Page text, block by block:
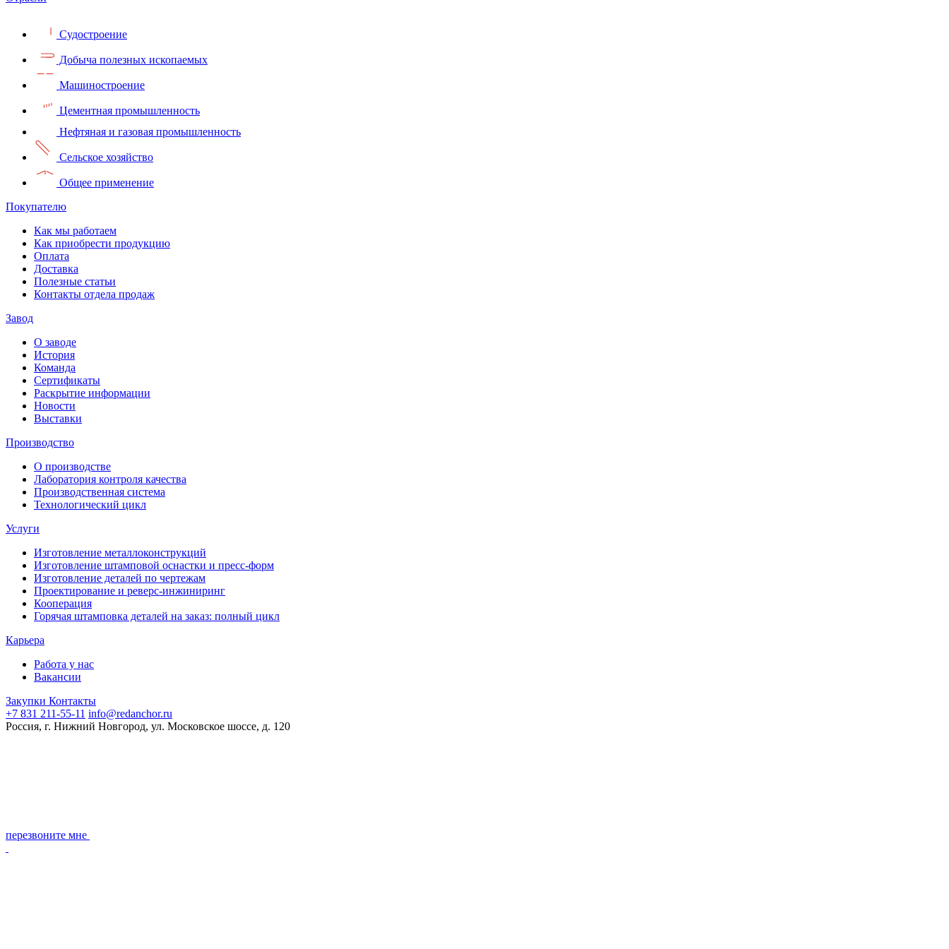
Судостроение
Добыча полезных ископаемых
Машиностроение
Цементная промышленность
Нефтяная и газовая промышленность
Сельское хозяйство
Общее применение
Покупателю
Как мы работаем
Как приобрести продукцию
Оплата
Доставка
Полезные статьи
Контакты отдела продаж
Завод
О заводе
История
Команда
Сертификаты
Раскрытие информации
Новости
Выставки
Производство
О производстве
Лаборатория контроля качества
Производственная система
Технологический цикл
Услуги
Изготовление металлоконструкций
Изготовление штамповой оснастки и пресс-форм
Изготовление деталей по чертежам
Проектирование и реверс-инжиниринг
Кооперация
Горячая штамповка деталей на заказ: полный цикл
Карьера
Работа у нас
Вакансии
Закупки Контакты
+7 831 211-55-11 info@redanchor.ru
Россия, г. Нижний Новгород, ул. Московское шоссе, д. 120
перезвоните мне